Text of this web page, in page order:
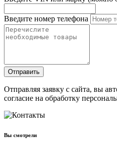
Введите номер телефона
Отправить
Отправляя заявку с сайта, вы
согласие на обработку
Вы смотрели